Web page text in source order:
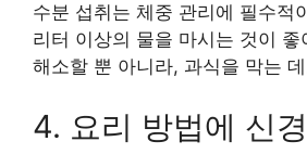
수분 섭취는 체중 관리에 필수적
리터 이상의 물을 마시는 것이
해소할 뿐 아니라, 과식을 막는
4. 요리 방법에 신